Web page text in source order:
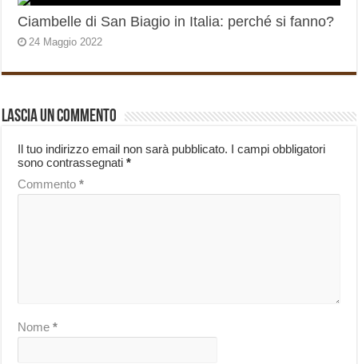
Ciambelle di San Biagio in Italia: perché si fanno?
24 Maggio 2022
Lascia un commento
Il tuo indirizzo email non sarà pubblicato. I campi obbligatori
sono contrassegnati*
Commento*
Nome*